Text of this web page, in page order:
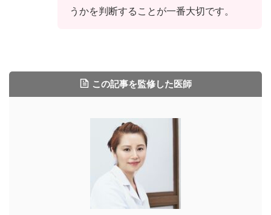
うかを判断することが一番大切です。
この記事を監修した医師